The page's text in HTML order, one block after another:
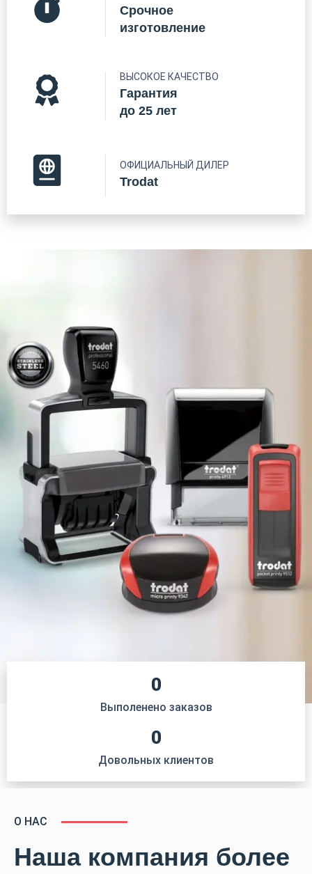
Срочное
изготовление
ВЫСОКОЕ КАЧЕСТВО
Гарантия
до 25 лет
ОФИЦИАЛЬНЫЙ ДИЛЕР
Trodat
Выполенено заказов
0
Довольных клиентов
0
О НАС
Наша компания более